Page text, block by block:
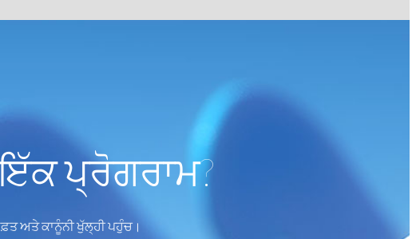
ਪ੍ਰੋਗਰਾਮ?
ਅਤੇ ਕਾਨੂੰਨੀ ਖੁੱਲ੍ਹੀ ਪਹੁੰਚ।